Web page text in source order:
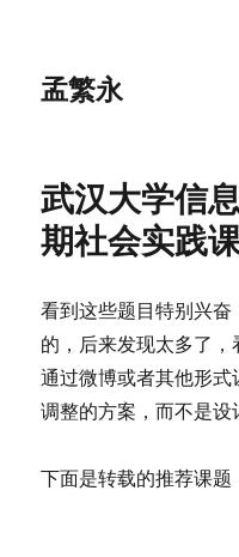
孟繁永
武汉大学信
期社会实践
看到这些题目特别兴
的，后来发现太多了
通过微博或者其他形
调整的方案，而不是设
下面是转载的推荐课题